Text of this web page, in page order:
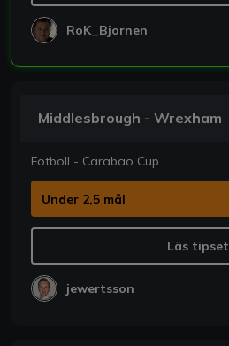
RoK_Bjornen
Middlesbrough - Wrexham
Fotboll - Carabao Cup
Under 2,5 mål
Läs tipset
jewertsson